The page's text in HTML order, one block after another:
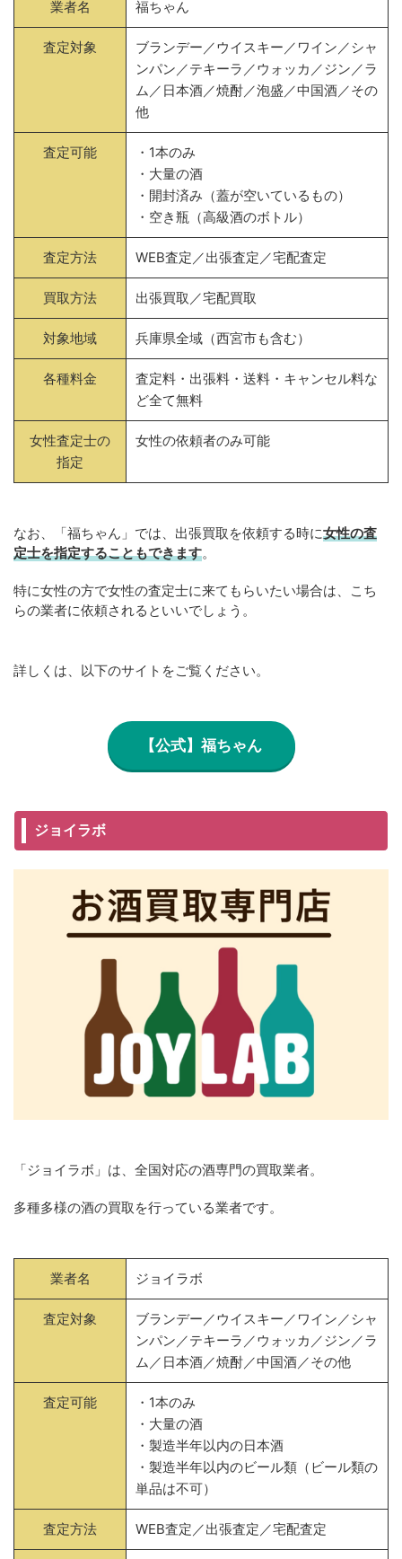
業者名 福ちゃん
査定対象
ブランデー／ウイスキー／ワイン／シャ
ンパン／テキーラ／ウォッカ／ジン／ラ
ム／日本酒／焼酎／泡盛／中国酒／その
他
査定可能
・1本のみ
・大量の酒
・開封済み（蓋が空いているもの）
・空き瓶（高級酒のボトル）
査定方法 WEB査定／出張査定／宅配査定
買取方法 出張買取／宅配買取
対象地域 兵庫県全域（西宮市も含む）
各種料金
査定料・出張料・送料・キャンセル料な
ど全て無料
女性査定士の
指定
女性の依頼者のみ可能
なお、「福ちゃん」では、出張買取を依頼する時に女性の査
定士を指定することもできます。
特に女性の方で女性の査定士に来てもらいたい場合は、こち
らの業者に依頼されるといいでしょう。
詳しくは、以下のサイトをご覧ください。
【公式】福ちゃん
ジョイラボ
「ジョイラボ」は、全国対応の酒専門の買取業者。
多種多様の酒の買取を行っている業者です。
業者名 ジョイラボ
査定対象
ブランデー／ウイスキー／ワイン／シャ
ンパン／テキーラ／ウォッカ／ジン／ラ
ム／日本酒／焼酎／中国酒／その他
査定可能
・1本のみ
・大量の酒
・製造半年以内の日本酒
・製造半年以内のビール類（ビール類の
単品は不可）
査定方法 WEB査定／出張査定／宅配査定